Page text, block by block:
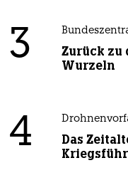
3
Zurück zu
Wurzeln
4
Das